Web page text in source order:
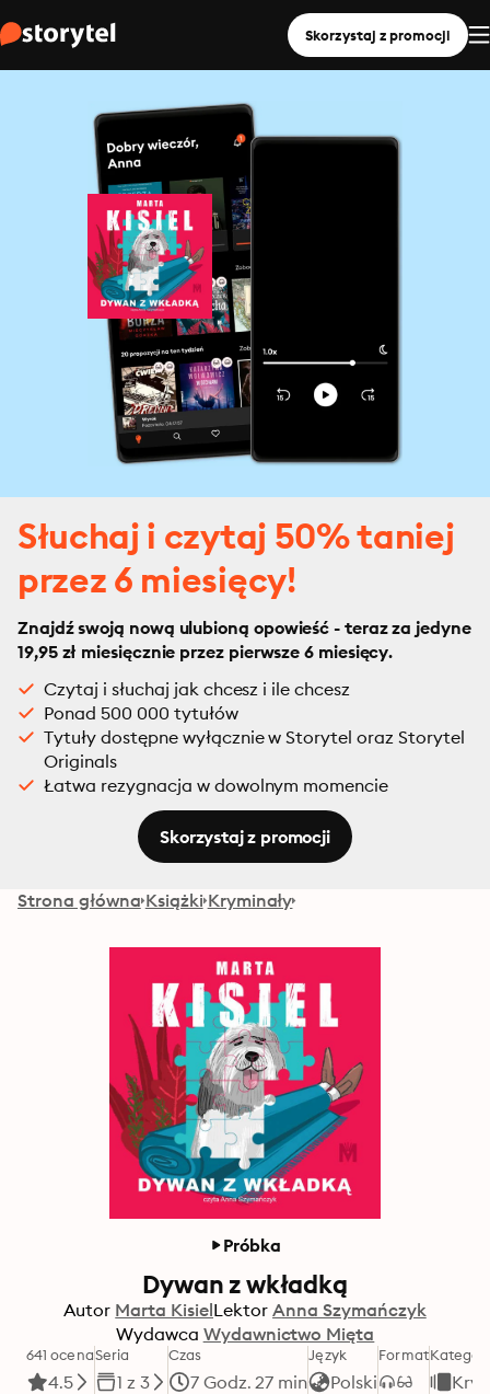
Skorzystaj z promocji
Słuchaj i czytaj 50% taniej
przez 6 miesięcy!
Znajdź swoją nową ulubioną opowieść - teraz za jedyne
19,95 zł miesięcznie przez pierwsze 6 miesięcy.
Czytaj i słuchaj jak chcesz i ile chcesz
Ponad 500 000 tytułów
Tytuły dostępne wyłącznie w Storytel oraz Storytel
Originals
Łatwa rezygnacja w dowolnym momencie
Skorzystaj z promocji
Strona główna Książki Kryminały
Próbka
Dywan z wkładką
Autor Marta KisielLektor Anna Szymańczyk
Wydawca Wydawnictwo Mięta
641 ocena
4.5
Seria
1 z 3
Czas
7 Godz. 27 min
Język
Polski
Format